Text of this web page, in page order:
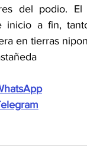
del podio.
inicio a fin,
en tierras